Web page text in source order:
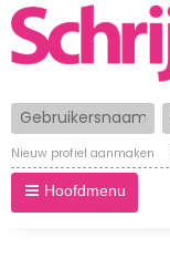
Gebruikersnaam
Nieuw profiel aanmaken
Hoofdmenu